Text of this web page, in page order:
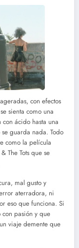
con efectos
sienta como una
ácido hasta una
se guarda nada. Todo
como la película
The Tots que se
mal gusto y
aterradora, ni
eso que funciona. Si
pasión y que
viaje demente que